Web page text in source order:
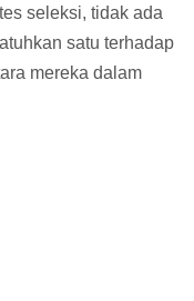
seleksi, tidak ada
satu terhadap
mereka dalam